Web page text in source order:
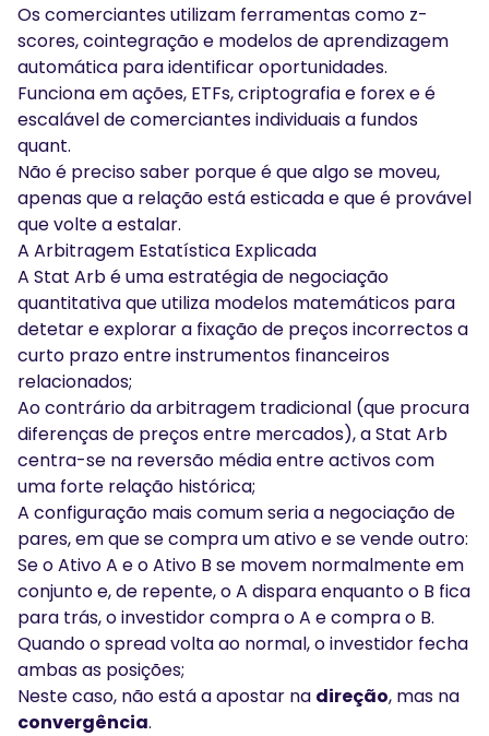
Os comerciantes utilizam ferramentas como z-
scores, cointegração e modelos de aprendizagem
automática para identificar oportunidades.
Funciona em ações, ETFs, criptografia e forex e é
escalável de comerciantes individuais a fundos
quant.
Não é preciso saber porque é que algo se moveu,
apenas que a relação está esticada e que é provável
que volte a estalar.
A Arbitragem Estatística Explicada
A Stat Arb é uma estratégia de negociação
quantitativa que utiliza modelos matemáticos para
detetar e explorar a fixação de preços incorrectos a
curto prazo entre instrumentos financeiros
relacionados;
Ao contrário da arbitragem tradicional (que procura
diferenças de preços entre mercados), a Stat Arb
centra-se na reversão média entre activos com
uma forte relação histórica;
A configuração mais comum seria a negociação de
pares, em que se compra um ativo e se vende outro:
Se o Ativo A e o Ativo B se movem normalmente em
conjunto e, de repente, o A dispara enquanto o B fica
para trás, o investidor compra o A e compra o B.
Quando o spread volta ao normal, o investidor fecha
ambas as posições;
Neste caso, não está a apostar na direção, mas na
convergência.